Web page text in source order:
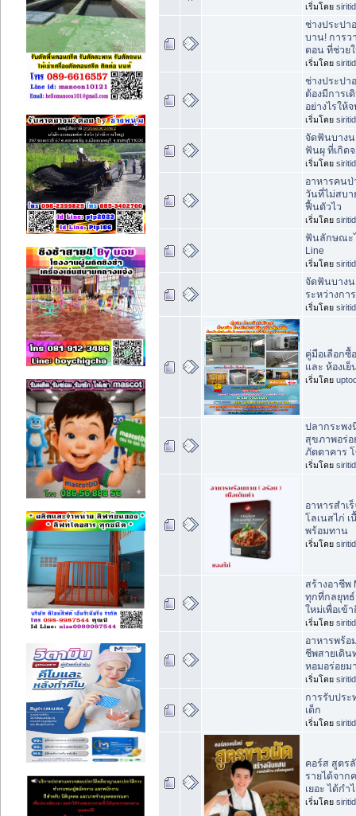
เริ่มโดย
ช่างประปา
บาน! การว
ตอน ที่ช่วย
เริ่มโดย
ช่างประปา
ต้องมีการเ
อย่างไรให้
เริ่มโดย
จัดฟันบาง
ฟันผุ ที่เกิด
เริ่มโดย
อาหารคนป่
วันที่ไม่สบา
ฟื้นตัวไว
เริ่มโดย
ฟันลักษณะ
Line
เริ่มโดย
จัดฟันบางน
ระหว่างกา
เริ่มโดย
คู่มือเลือกซื้
และ ห้องเย็
เริ่มโดย
ปลากระพง
สุขภาพอร่
ภัตตาคาร
เริ่มโดย
อาหารสำเ
โลเนสไก่ เ
พร้อมทาน
เริ่มโดย
สร้างอาชีพ
ทุกที่กลยุท
ใหม่เพื่อเข้
เริ่มโดย
อาหารพร้อ
ชีพสายเดิน
หอมอร่อยม
เริ่มโดย
การรับปร
เด็ก
เริ่มโดย
คอร์ส สูตร
รายได้จาก
เยอะ ได้กำ
เริ่มโดย